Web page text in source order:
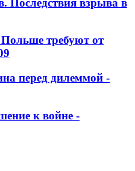
требуют от
перед дилеммой -
к войне -